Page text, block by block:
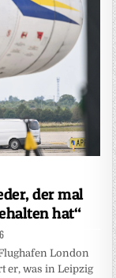
der mal
hat“
London
er, was in Leipzig